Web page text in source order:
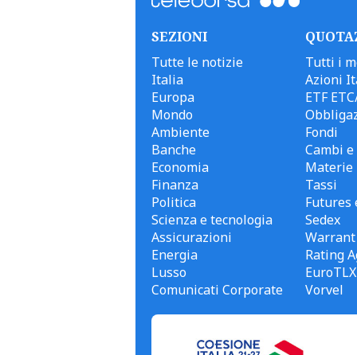
SEZIONI
Tutte le notizie
Italia
Europa
Mondo
Ambiente
Banche
Economia
Finanza
Politica
Scienza e tecnologia
Assicurazioni
Energia
Lusso
Comunicati Corporate
Tutti i
Azioni
ETF
Fondi
Cambi
Materie
Tassi
Futures
Sedex
Warrant
Rating
EuroTLX
Vorvel